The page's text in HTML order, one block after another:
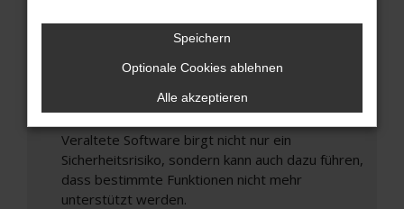
Das kann manchmal helfen, vorübergehende
Stelle sicher, dass dein Browser und dein
Betriebssystem auf dem neuesten Stand
Veraltete Software birgt nicht nur ein
Sicherheitsrisiko, sondern kann auch dazu führen,
dass bestimmte Funktionen nicht mehr
unterstützt werden.
Speichern
Optionale Cookies ablehnen
Alle akzeptieren